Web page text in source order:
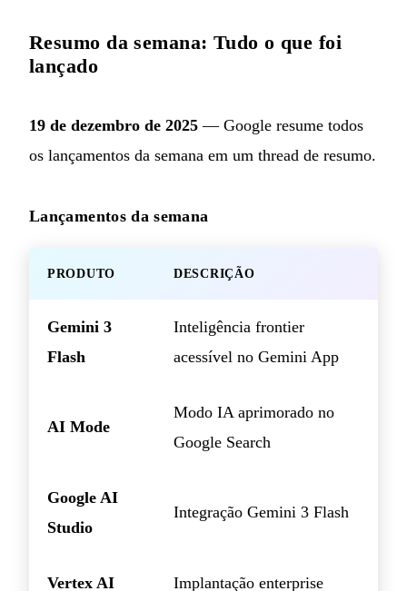
Resumo da semana: Tudo o que foi
lançado
19 de dezembro de 2025 — Google resume todos
os lançamentos da semana em um thread de resumo.
Lançamentos da semana
PRODUTO DESCRIÇÃO
Gemini 3
Flash
Inteligência frontier
acessível no Gemini App
AI Mode
Modo IA aprimorado no
Google Search
Google AI
Studio
Integração Gemini 3 Flash
Vertex AI Implantação enterprise